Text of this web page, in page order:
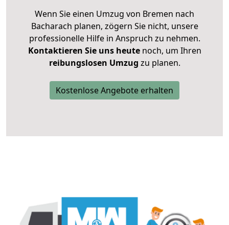
Wenn Sie einen Umzug von Bremen nach
Bacharach planen, zögern Sie nicht, unsere
professionelle Hilfe in Anspruch zu nehmen.
Kontaktieren Sie uns heutenoch, um Ihren
reibungslosen Umzug zu planen.
Kostenlose Angebote erhalten